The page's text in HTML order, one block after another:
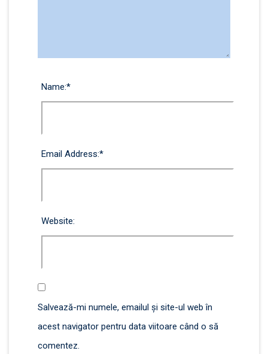
Name:*
Email Address:*
Website:
Salvează-mi numele, emailul și site-ul web în
acest navigator pentru data viitoare când o să
comentez.